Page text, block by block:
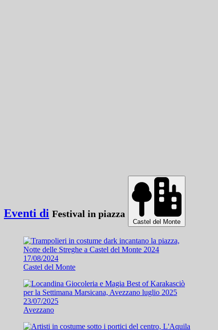
Eventi di Festival in piazza
Castel del Monte
17/08/2024
Castel del Monte
23/07/2025
Avezzano